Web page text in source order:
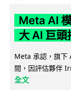
Meta AI
大 AI 巨頭
Meta 承認，旗下
間，因評估夥伴
全文